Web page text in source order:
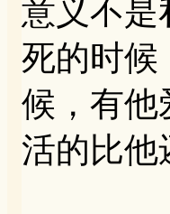
意义不是
死的时候
候，有他
活的比他